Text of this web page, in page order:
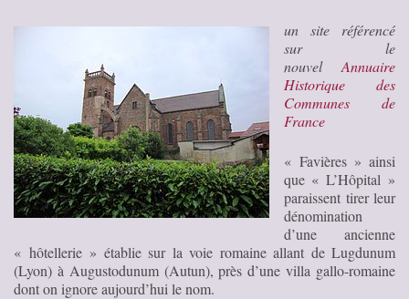
un site référencé
sur le
nouvel Annuaire
Historique des
Communes de
France
« Favières » ainsi
que « L’Hôpital »
paraissent tirer leur
dénomination
d’une ancienne
« hôtellerie » établie sur la voie romaine allant de Lugdunum
(Lyon) à Augustodunum (Autun), près d’une villa gallo-romaine
dont on ignore aujourd’hui le nom.